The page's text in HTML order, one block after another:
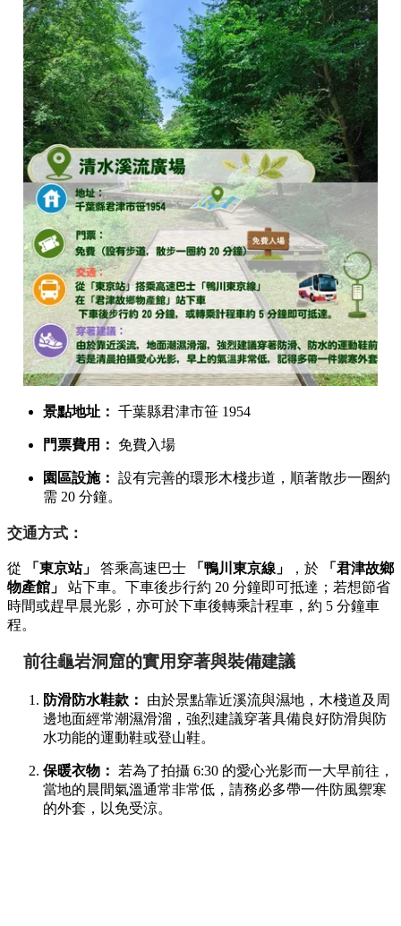
景點地址： 千葉縣君津市笹 1954
門票費用： 免費入場
園區設施： 設有完善的環形木棧步道，順著散步一圈約
需 20 分鐘。
交通方式：
從 「東京站」 答乘高速巴士 「鴨川東京線」 ，於
「君津故鄉
物產館」
站下車。下車後步行約 20 分鐘即可抵達；若想節省
時間或趕早晨光影，亦可於下車後轉乘計程車，約 5 分鐘車
程。
前往龜岩洞窟的實用穿著與裝備建議
防滑防水鞋款：
由於景點靠近溪流與濕地，木棧道及周
邊地面經常潮濕滑溜，強烈建議穿著具備良好防滑與防
水功能的運動鞋或登山鞋。
保暖衣物：
若為了拍攝 6:30 的愛心光影而一大早前往，
當地的晨間氣溫通常非常低，請務必多帶一件防風禦寒
的外套，以免受涼。